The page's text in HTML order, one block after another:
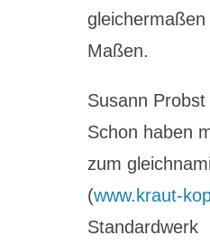
Maßen.
Susann
Schon haben
zum
(www.kraut-
Standardwerk